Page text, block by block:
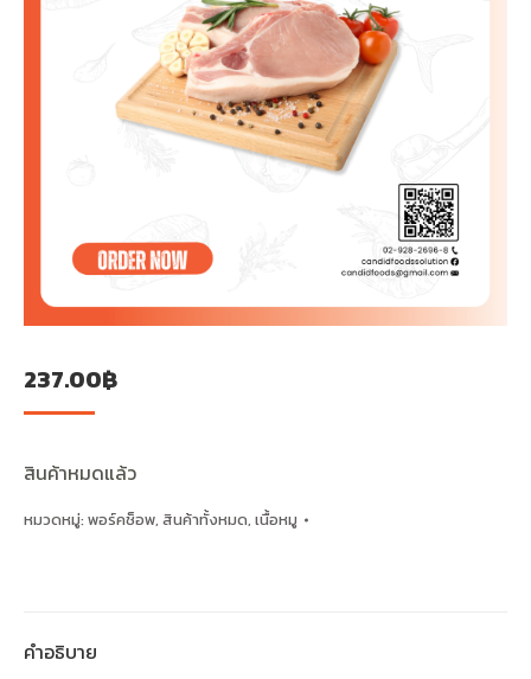
237.00฿
สินค้าหมดแล้ว
หมวดหมู่: พอร์คช็อพ, สินค้าทั้งหมด, เนื้อหมู
คำอธิบาย